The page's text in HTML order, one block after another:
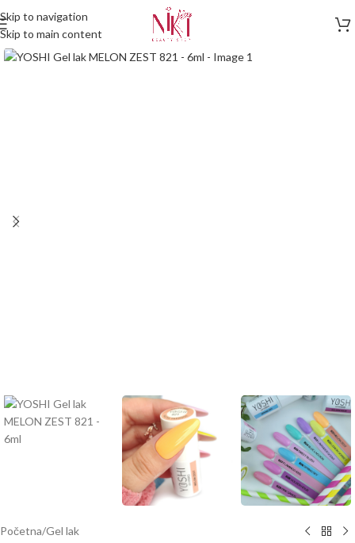
Skip to navigation
Skip to main content
Početna/Gel lak